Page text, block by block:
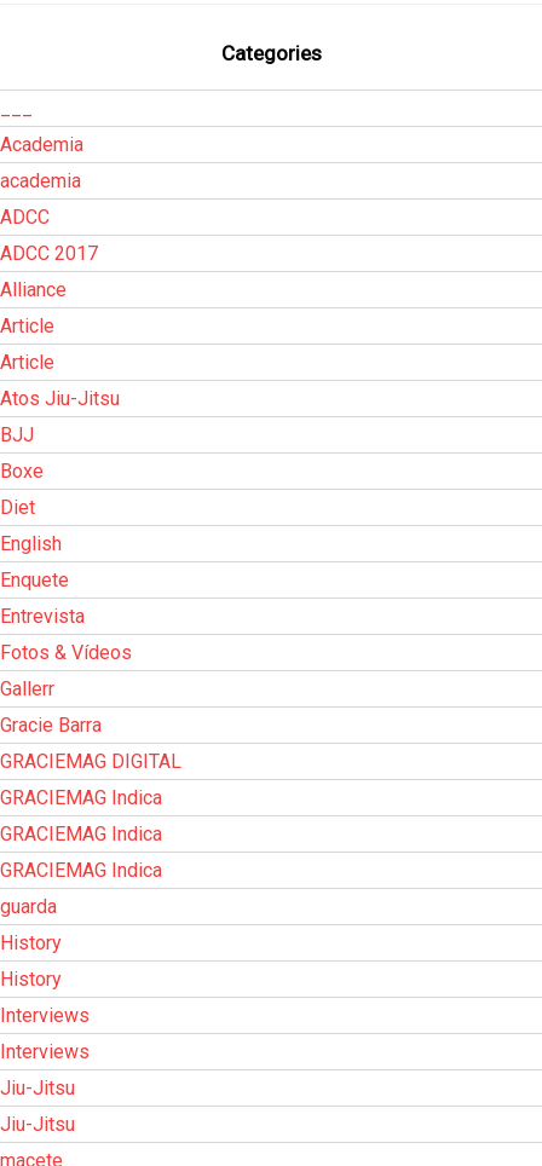
Categories
Academia
academia
ADCC
ADCC 2017
Alliance
Article
Article
Atos Jiu-Jitsu
BJJ
Boxe
Diet
English
Enquete
Entrevista
Fotos & Vídeos
Gallerr
Gracie Barra
GRACIEMAG DIGITAL
GRACIEMAG Indica
GRACIEMAG Indica
GRACIEMAG Indica
guarda
History
History
Interviews
Interviews
Jiu-Jitsu
Jiu-Jitsu
macete